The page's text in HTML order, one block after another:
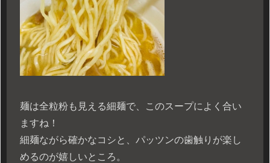
麺は全粒粉も見える細麺で、このスープによく合い
ますね！
細麺ながら確かなコシと、パッツンの歯触りが楽し
めるのが嬉しいところ。